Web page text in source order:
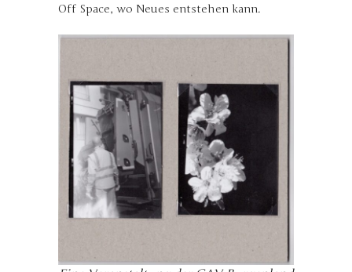
Off Space, wo Neues entstehen kann.